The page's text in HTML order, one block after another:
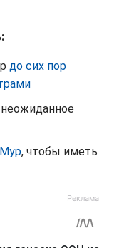
до сих пор
неожиданное
, чтобы иметь